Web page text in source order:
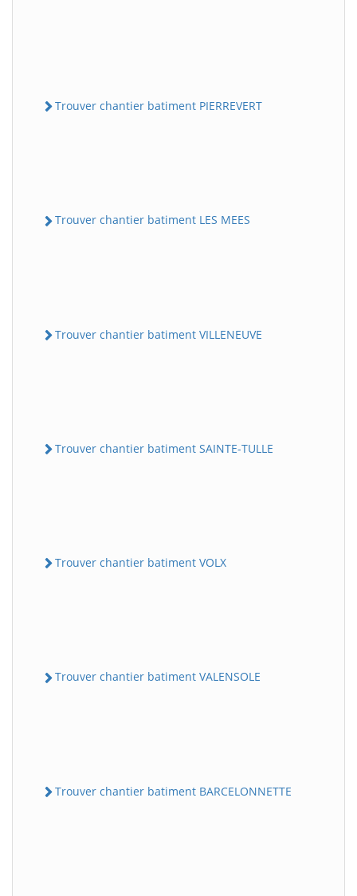
Trouver chantier batiment PIERREVERT
Trouver chantier batiment LES MEES
Trouver chantier batiment VILLENEUVE
Trouver chantier batiment SAINTE-TULLE
Trouver chantier batiment VOLX
Trouver chantier batiment VALENSOLE
Trouver chantier batiment BARCELONNETTE